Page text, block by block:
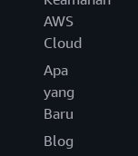
AWS
Cloud
Apa
yang
Baru
Blog